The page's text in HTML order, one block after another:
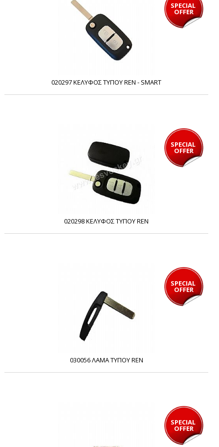
SPECIAL
OFFER
020297 ΚΕΛΥΦΟΣ ΤΥΠΟΥ REN - SMART
SPECIAL
OFFER
020298 ΚΕΛΥΦΟΣ ΤΥΠΟΥ REN
SPECIAL
OFFER
030056 ΛΑΜΑ ΤΥΠΟΥ REN
SPECIAL
OFFER